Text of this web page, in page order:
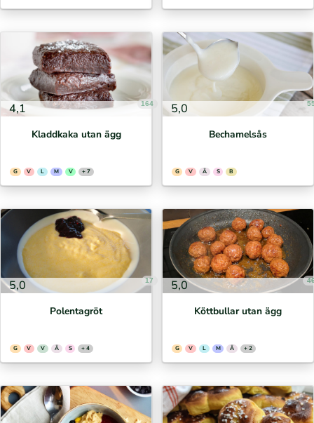
4,1 164
Kladdkaka utan ägg
G V L M V + 7
5,0
Bechamelsås
G V Ä S B
5,0 17
Polentagröt
G V V Ä S + 4
5,0
Köttbullar utan ägg
G V L M Ä + 2